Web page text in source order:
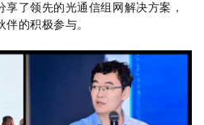
了领先的光通信组网解决方案，
伴的积极参与。